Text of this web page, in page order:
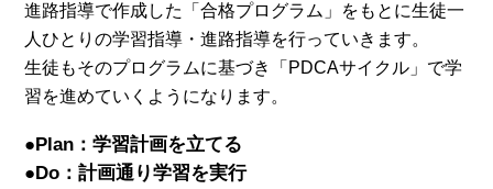
進路指導で作成した「合格プログラム」をもとに生徒一
人ひとりの学習指導・進路指導を行っていきます。
生徒もそのプログラムに基づき「PDCAサイクル」で学
習を進めていくようになります。
●Plan：学習計画を立てる
●Do：計画通り学習を実行